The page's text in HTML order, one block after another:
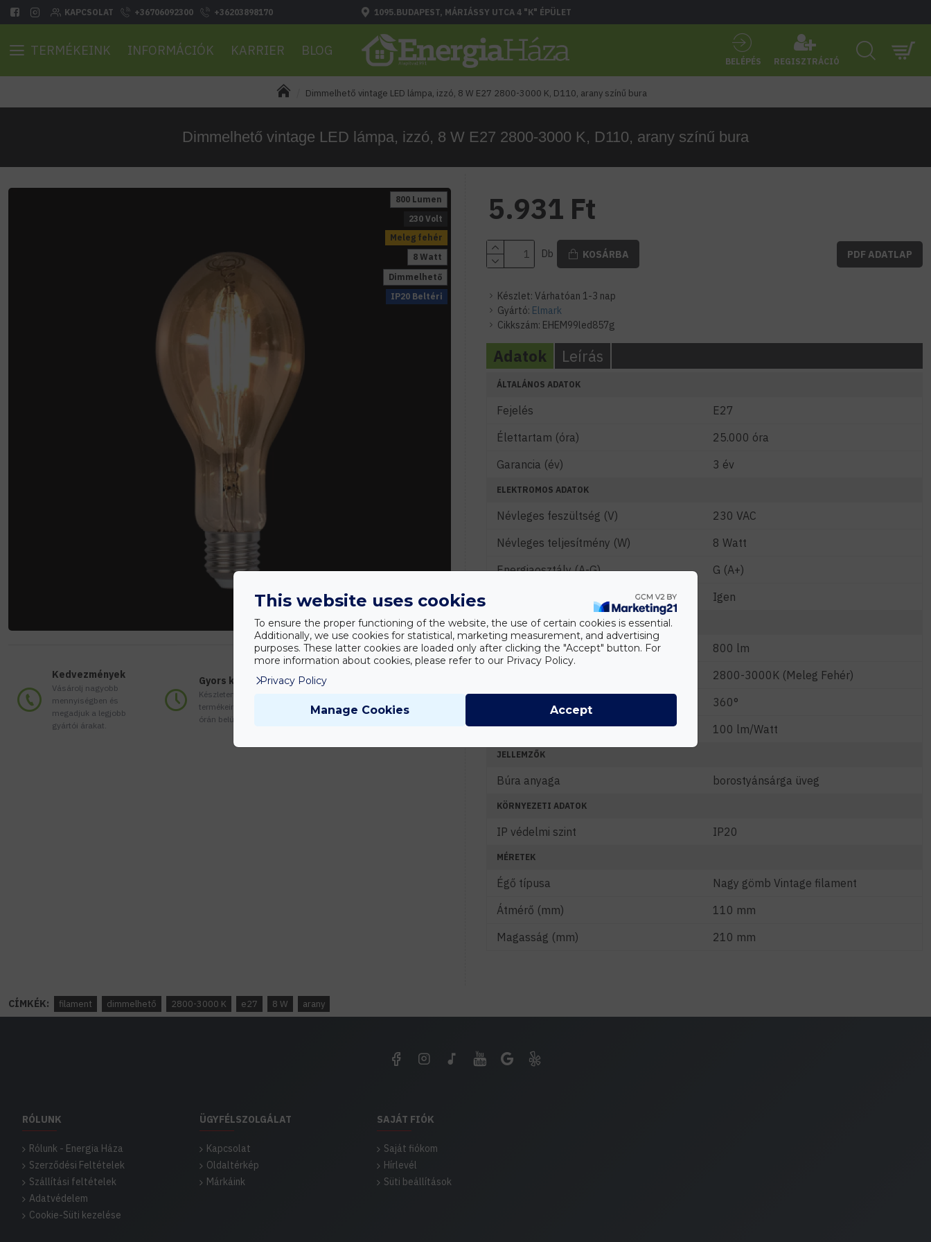
KAPCSOLAT +36706092300 +36203898170 1095.BUDAPEST, MÁRIÁSSY UTCA 4 "K" ÉPÜLET
TERMÉKEINK INFORMÁCIÓK KARRIER BLOG
BELÉPÉS REGISZTRÁCIÓ
Dimmelhető vintage LED lámpa, izzó, 8 W E27 2800-3000 K, D110, arany színű bura
Dimmelhető vintage LED lámpa, izzó, 8 W E27 2800-3000 K, D110, arany színű bura
Meleg fehér
800 Lumen
IP20 Beltéri
8 Watt
Dimmelhető
230 Volt
Kedvezmények
Vásárolj nagyobb
mennyiségben és
megadjuk a legjobb
gyártói árakat.
Gyors kiszállítás
Készleten lévő
termékeinket akár 24
órán belül megkaphatod!
Tanácsadás
munkatársunk segít az
elképzeléseid
Készlet: Várhatóan 1-3 nap
Gyártó: Elmark
Cikkszám: EHEM99led857g
5.931 Ft
Db KOSÁRBA PDF ADATLAP
Adatok Leírás
ÁLTALÁNOS ADATOK
Fejelés
E27
Élettartam (óra)
25.000 óra
Garancia (év)
3 év
ELEKTROMOS ADATOK
Névleges feszültség (V)
230 VAC
Névleges teljesítmény (W)
8 Watt
Energiaosztály (A-G)
G (A+)
Igen
FÉNYTECHNIKAI ADATOK
Fényáram (lm)
800 lm
2800-3000K (Meleg Fehér)
Sugárzási szög (°)
360°
Energiahatékonyság (Lm/W)
100 lm/Watt
JELLEMZŐK
Búra anyaga borostyánsárga üveg
KÖRNYEZETI ADATOK
IP védelmi szint IP20
MÉRETEK
Égő típusa
Nagy gömb Vintage filament
Átmérő (mm)
110 mm
Magasság (mm)
210 mm
CÍMKÉK: filament dimmelhető 2800-3000 K e27 8 W arany
RÓLUNK
Rólunk - Energia Háza
Szerződési Feltételek
Szállítási feltételek
Adatvédelem
Cookie-Süti kezelése
ÜGYFÉLSZOLGÁLAT
Kapcsolat
Oldaltérkép
Márkáink
SAJÁT FIÓK
Saját fiókom
Hírlevél
Süti beállítások
This website uses cookies
To ensure the proper functioning of the website, the use of certain cookies is essential.
Additionally, we use cookies for statistical, marketing measurement, and advertising
purposes. These latter cookies are loaded only after clicking the "Accept" button. For
more information about cookies, please refer to our Privacy Policy.
Privacy Policy
Manage Cookies Accept